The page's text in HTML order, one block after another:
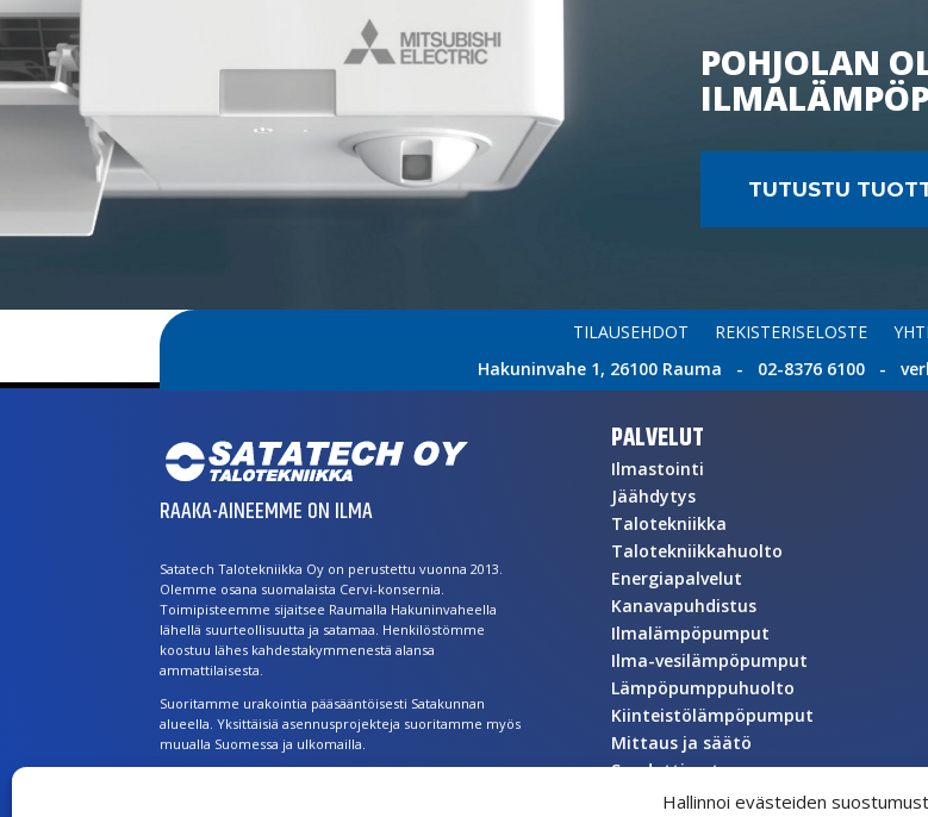
Hallinnoi evästeiden
POHJOLAN
TUTUSTU
TILAUSEHDOT REKISTERISELOSTE
Hakuninvahe 1, 26100 Rauma - 02-8376 6100 -
RAAKA-AINEEMME ON ILMA
Satatech Talotekniikka Oy on perustettu vuonna 2013.
Olemme osana suomalaista Cervi-konsernia.
Toimipisteemme sijaitsee Raumalla Hakuninvaheella
lähellä suurteollisuutta ja satamaa. Henkilöstömme
koostuu lähes kahdestakymmenestä alansa
ammattilaisesta.
Suoritamme urakointia pääsääntöisesti Satakunnan
alueella. Yksittäisiä asennusprojekteja suoritamme myös
muualla Suomessa ja ulkomailla.
PALVELUT
Ilmastointi
Jäähdytys
Talotekniikka
Talotekniikkahuolto
Energiapalvelut
Kanavapuhdistus
Ilmalämpöpumput
Ilma-vesilämpöpumput
Lämpöpumppuhuolto
Kiinteistölämpöpumput
Mittaus ja säätö
Suodattimet
Asuntoilmanvaihto